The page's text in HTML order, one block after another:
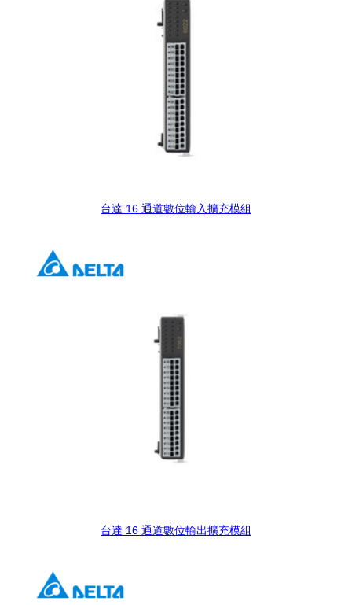
台達 16 通道數位輸入擴充模組
台達 16 通道數位輸出擴充模組